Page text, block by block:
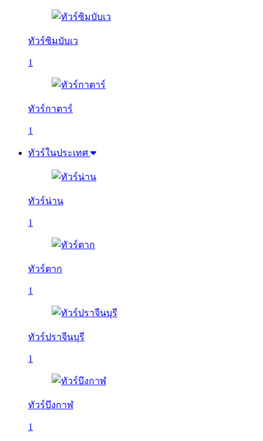
ทัวร์ซิมบับเว
1
ทัวร์กาตาร์
1
ทัวร์ในประเทศ
ทัวร์น่าน
1
ทัวร์ตาก
1
ทัวร์ปราจีนบุรี
1
ทัวร์บึงกาฬ
1